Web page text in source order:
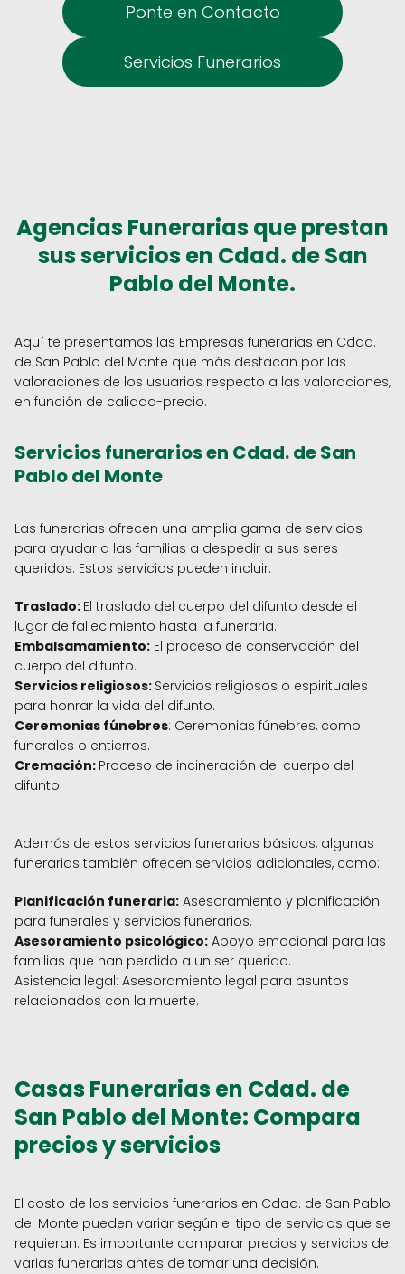
Ponte en Contacto
Servicios Funerarios
Agencias Funerarias que prestan
sus servicios en Cdad. de San
Pablo del Monte.
Aquí te presentamos las Empresas funerarias en Cdad.
de San Pablo del Monte que más destacan por las
valoraciones de los usuarios respecto a las valoraciones,
en función de calidad-precio.
Servicios funerarios en Cdad. de San
Pablo del Monte
Las funerarias ofrecen una amplia gama de servicios
para ayudar a las familias a despedir a sus seres
queridos. Estos servicios pueden incluir:
Traslado: El traslado del cuerpo del difunto desde el
lugar de fallecimiento hasta la funeraria.
Embalsamamiento: El proceso de conservación del
cuerpo del difunto.
Servicios religiosos: Servicios religiosos o espirituales
para honrar la vida del difunto.
Ceremonias fúnebres: Ceremonias fúnebres, como
funerales o entierros.
Cremación: Proceso de incineración del cuerpo del
difunto.
Además de estos servicios funerarios básicos, algunas
funerarias también ofrecen servicios adicionales, como:
Planificación funeraria: Asesoramiento y planificación
para funerales y servicios funerarios.
Asesoramiento psicológico: Apoyo emocional para las
familias que han perdido a un ser querido.
Asistencia legal: Asesoramiento legal para asuntos
relacionados con la muerte.
Casas Funerarias en Cdad. de
San Pablo del Monte: Compara
precios y servicios
El costo de los servicios funerarios en Cdad. de San Pablo
del Monte pueden variar según el tipo de servicios que se
requieran. Es importante comparar precios y servicios de
varias funerarias antes de tomar una decisión.